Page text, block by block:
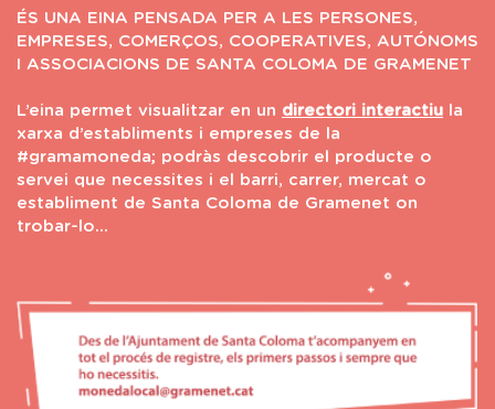
ÉS UNA EINA PENSADA PER A LES PERSONES,
EMPRESES, COMERÇOS, COOPERATIVES, AUTÓNOMS
I ASSOCIACIONS DE SANTA COLOMA DE GRAMENET
L’eina permet visualitzar en un directori interactiu la
xarxa d’establiments i empreses de la
#gramamoneda; podràs descobrir el producte o
servei que necessites i el barri, carrer, mercat o
establiment de Santa Coloma de Gramenet on
trobar-lo...